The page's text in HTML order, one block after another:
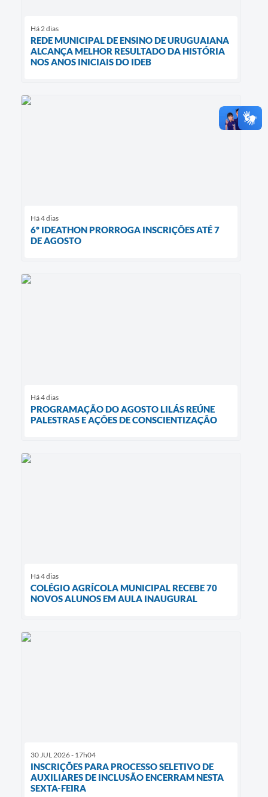
Há 2 dias
REDE MUNICIPAL DE ENSINO DE URUGUAIANA
ALCANÇA MELHOR RESULTADO DA HISTÓRIA
NOS ANOS INICIAIS DO IDEB
Há 4 dias
6º IDEATHON PRORROGA INSCRIÇÕES ATÉ 7
DE AGOSTO
Há 4 dias
PROGRAMAÇÃO DO AGOSTO LILÁS REÚNE
PALESTRAS E AÇÕES DE CONSCIENTIZAÇÃO
Há 4 dias
COLÉGIO AGRÍCOLA MUNICIPAL RECEBE 70
NOVOS ALUNOS EM AULA INAUGURAL
30 JUL 2026 - 17h04
INSCRIÇÕES PARA PROCESSO SELETIVO DE
AUXILIARES DE INCLUSÃO ENCERRAM NESTA
SEXTA-FEIRA